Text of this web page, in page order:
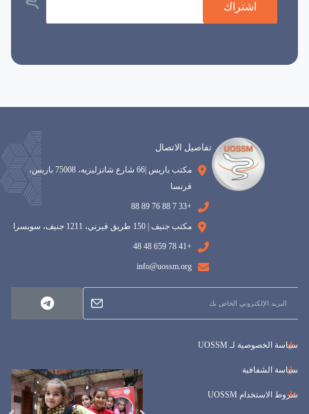
اشتراك
تفاصيل الاتصال
مكتب باريس |66 شارع شانزليزيه، 75008 باريس،
فرنسا
+33 7 88 76 89 88
مكتب جنيف | 150 طريق فيرني، 1211 جنيف، سويسرا
+41 78 659 48 48
info@uossm.org
سياسة الخصوصية لـ UOSSM
سياسة الشفافية
شروط الاستخدام UOSSM